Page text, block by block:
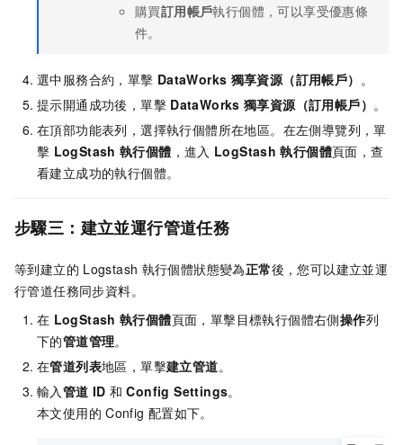
購買訂用帳戶執行個體，可以享受優惠條
件。
選中服務合約，單擊 DataWorks 獨享資源（訂用帳戶） 。
提示開通成功後，單擊 DataWorks 獨享資源（訂用帳戶） 。
在頂部功能表列，選擇執行個體所在地區。在左側導覽列，單
擊 LogStash 執行個體 ，進入 LogStash 執行個體頁面，查
看建立成功的執行個體。
步驟三：建立並運行管道任務
等到建立的 Logstash 執行個體狀態變為正常後，您可以建立並運
行管道任務同步資料。
在 LogStash 執行個體頁面，單擊目標執行個體右側操作列
下的管道管理。
在管道列表地區，單擊建立管道。
輸入 管道 ID 和 Config Settings。
本文使用的 Config 配置如下。